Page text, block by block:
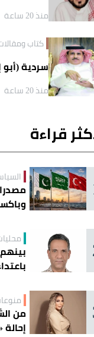
منذ 20 ساعة
كتاب
سردية
منذ 20 ساعة
قراءة
من